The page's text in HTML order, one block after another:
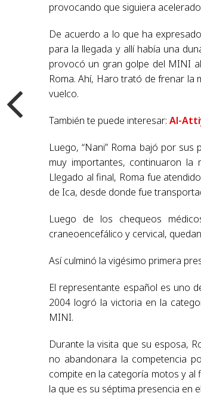
provocando que siguiera
De acuerdo a lo que ha
para la llegada y allí había una
provocó un gran golpe del MINI
Roma. Ahí, Haro trató de frenar
vuelco.
También te puede interesar:Al-
Luego, “Nani” Roma bajó por
muy importantes, continuaron
Llegado al final, Roma fue
de Ica, desde donde fue
Luego de los chequeos
craneoencefálico y cervical,
Así culminó la vigésimo primera
El representante español es uno
2004 logró la victoria en la
MINI.
Durante la visita que su esposa,
no abandonara la competencia
compite en la categoría motos y al
la que es su séptima presencia en